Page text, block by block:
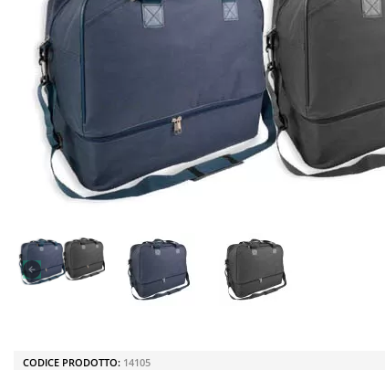
CODICE PRODOTTO: 14105